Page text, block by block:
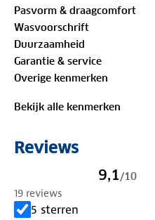
sloffen) in je
camping!
De sweater is gemaakt
en 30%gerecycled
gerecyclede PET-flessen.
milieuvriendelijke wijze
PAK MAAR IN!
Pasvorm & draagcomfort
Wasvoorschrift
Duurzaamheid
Garantie & service
Overige kenmerken
Bekijk alle kenmerken
Reviews
9,1/10
19 reviews
5 sterren